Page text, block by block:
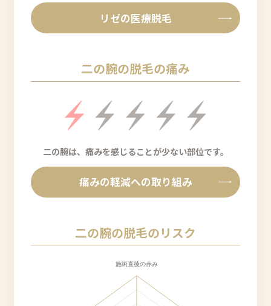
リゼの医療脱毛
二の腕の脱毛の痛み
二の腕は、痛みを感じることが少ない部位です。
痛みの軽減への取り組み
二の腕の脱毛のリスク